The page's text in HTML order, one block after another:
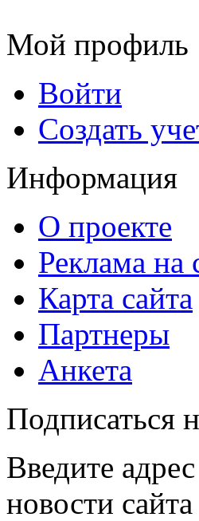
Мой профиль
Войти
Создать
Информация
О проекте
Реклама на
Карта сайта
Партнеры
Анкета
Подписаться
Введите
новости сайта